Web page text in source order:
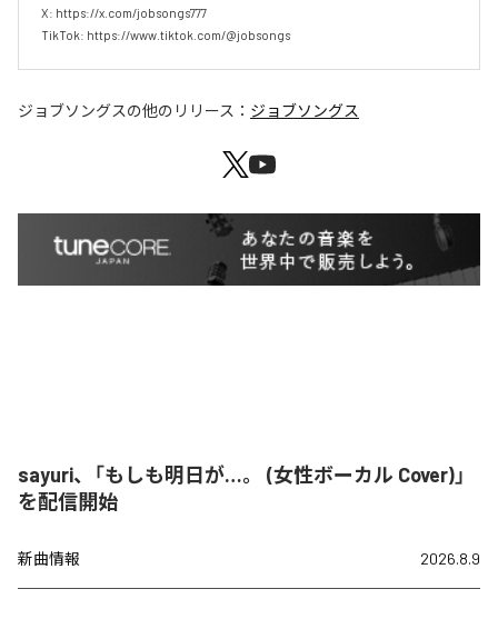
X: https://x.com/jobsongs777
TikTok: https://www.tiktok.com/@jobsongs
ジョブソングスの他のリリース： ジョブソングス
sayuri、「もしも明日が…。 (女性ボーカル Cover)」
を配信開始
新曲情報 2026.8.9